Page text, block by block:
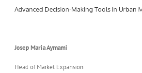
Advanced Decision-Making Tools in Urban
Josep MariaAymami
Head of Market Expansion